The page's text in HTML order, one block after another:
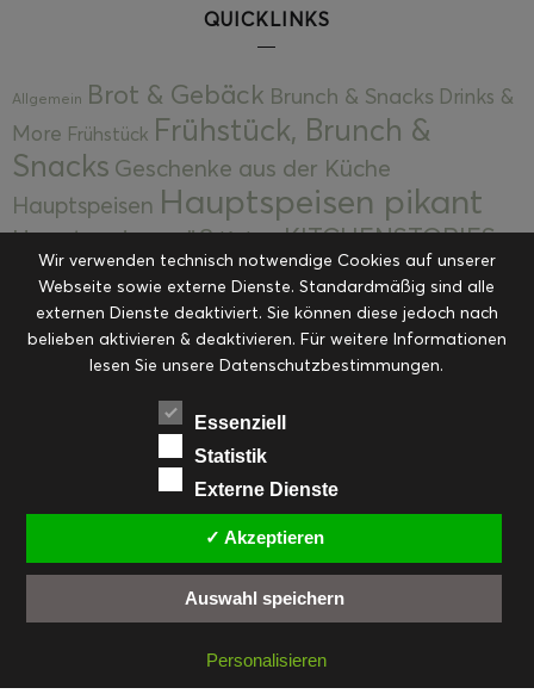
QUICKLINKS
Allgemein Brot & Gebäck Brunch & Snacks Drinks &
More Frühstück Frühstück, Brunch &
Snacks Geschenke aus der Küche
Hauptspeisen Hauptspeisen pikant
Hauptspeisen süßKekseKITCHENSTORIES
Kuchen, Torten & Desserts Kuchen und
Desserts Kulinarik Kulinarische Mitbringsel &
Eingemachtes Ohne Kategorie Ostern Resteküche
RezepteSaisonalSliderStartseite
Suppen, Salate & Vorspeisen
Vorspeisen, Salate & Suppen
Weihnachten Workshops & Events
FACEBOOK PINTEREST
EMAIL
INSTAGRAM
© cookiteasy.at by Simone Kemptner | powered byECKER Digital IT Solutions
Wir verwenden technisch notwendige Cookies auf unserer
Webseite sowie externe Dienste. Standardmäßig sind alle
externen Dienste deaktiviert. Sie können diese jedoch nach
belieben aktivieren & deaktivieren. Für weitere Informationen
lesen Sie unsere Datenschutzbestimmungen.
Essenziell
Statistik
Externe Dienste
✓ Akzeptieren
Auswahl speichern
Personalisieren